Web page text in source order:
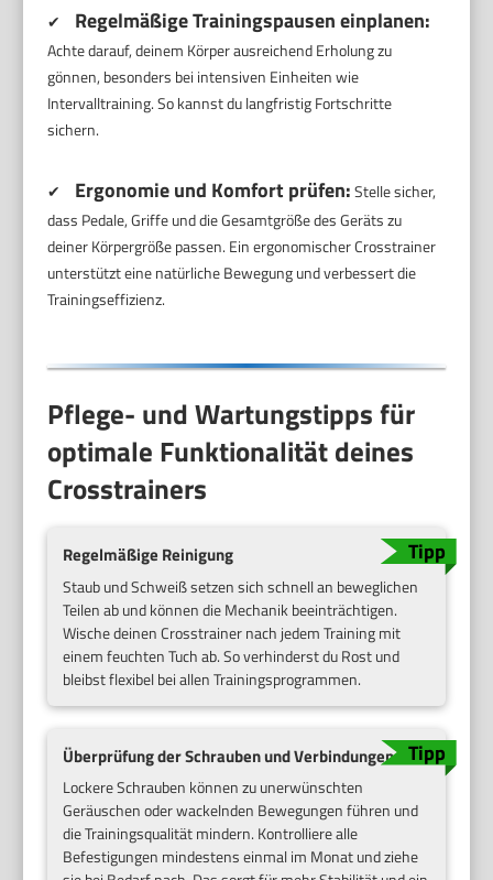
✔ Regelmäßige Trainingspausen einplanen:
Achte darauf, deinem Körper ausreichend Erholung zu
gönnen, besonders bei intensiven Einheiten wie
Intervalltraining. So kannst du langfristig Fortschritte
sichern.
✔ Ergonomie und Komfort prüfen:Stelle sicher,
dass Pedale, Griffe und die Gesamtgröße des Geräts zu
deiner Körpergröße passen. Ein ergonomischer Crosstrainer
unterstützt eine natürliche Bewegung und verbessert die
Trainingseffizienz.
Pflege- und Wartungstipps für
optimale Funktionalität deines
Crosstrainers
Regelmäßige Reinigung
Staub und Schweiß setzen sich schnell an beweglichen
Teilen ab und können die Mechanik beeinträchtigen.
Wische deinen Crosstrainer nach jedem Training mit
einem feuchten Tuch ab. So verhinderst du Rost und
bleibst flexibel bei allen Trainingsprogrammen.
Überprüfung der Schrauben und Verbindungen
Lockere Schrauben können zu unerwünschten
Geräuschen oder wackelnden Bewegungen führen und
die Trainingsqualität mindern. Kontrolliere alle
Befestigungen mindestens einmal im Monat und ziehe